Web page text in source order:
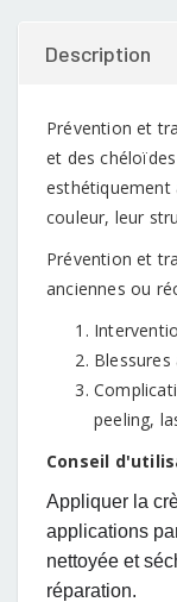
Description
Prévention et
et des
esthétiquement
couleur, leur
Prévention et
anciennes ou
peeling,
Conseil
Appliquer la
applications
nettoyée et
réparation.